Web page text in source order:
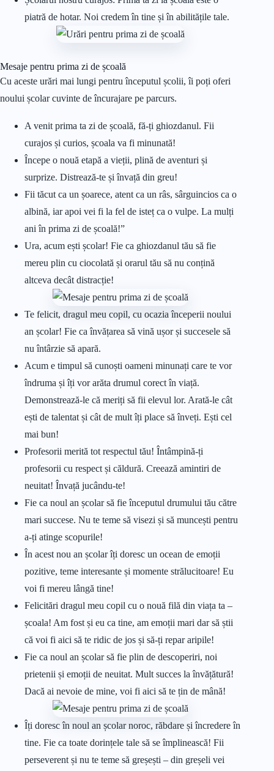
piatră de hotar. Noi credem în tine și în abilitățile tale.
Mesaje pentru prima zi de școală
Cu aceste urări mai lungi pentru începutul școlii, îi poți oferi
noului școlar cuvinte de încurajare pe parcurs.
A venit prima ta zi de școală, fă-ți ghiozdanul. Fii
curajos și curios, școala va fi minunată!
Începe o nouă etapă a vieții, plină de aventuri și
surprize. Distrează-te și învață din greu!
Fii tăcut ca un șoarece, atent ca un râs, sârguincios ca o
albină, iar apoi vei fi la fel de isteț ca o vulpe. La mulți
ani în prima zi de școală!”
Ura, acum ești școlar! Fie ca ghiozdanul tău să fie
mereu plin cu ciocolată și orarul tău să nu conțină
altceva decât distracție!
Te felicit, dragul meu copil, cu ocazia începerii noului
an școlar! Fie ca învățarea să vină ușor și succesele să
nu întârzie să apară.
Acum e timpul să cunoști oameni minunați care te vor
îndruma și îți vor arăta drumul corect în viață.
Demonstrează-le că meriți să fii elevul lor. Arată-le cât
ești de talentat și cât de mult îți place să înveți. Ești cel
mai bun!
Profesorii merită tot respectul tău! Întâmpină-ți
profesorii cu respect și căldură. Creează amintiri de
neuitat! Învață jucându-te!
Fie ca noul an școlar să fie începutul drumului tău către
mari succese. Nu te teme să visezi și să muncești pentru
a-ți atinge scopurile!
În acest nou an școlar îți doresc un ocean de emoții
pozitive, teme interesante și momente strălucitoare! Eu
voi fi mereu lângă tine!
Felicitări dragul meu copil cu o nouă filă din viața ta –
școala! Am fost și eu ca tine, am emoții mari dar să știi
că voi fi aici să te ridic de jos și să-ți repar aripile!
Fie ca noul an școlar să fie plin de descoperiri, noi
prietenii și emoții de neuitat. Mult succes la învățătură!
Dacă ai nevoie de mine, voi fi aici să te țin de mână!
Îți doresc în noul an școlar noroc, răbdare și încredere în
tine. Fie ca toate dorințele tale să se împlinească! Fii
perseverent și nu te teme să greșești – din greșeli vei